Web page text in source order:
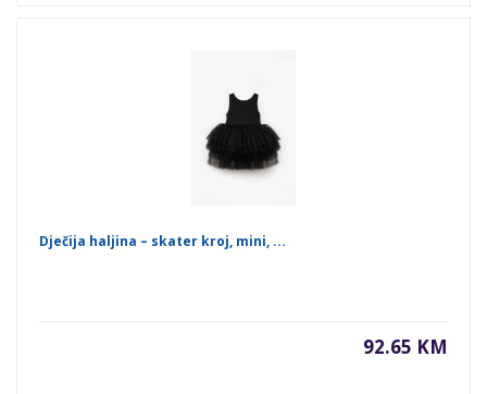
Dječija haljina – skater kroj, mini, ...
92.65 KM